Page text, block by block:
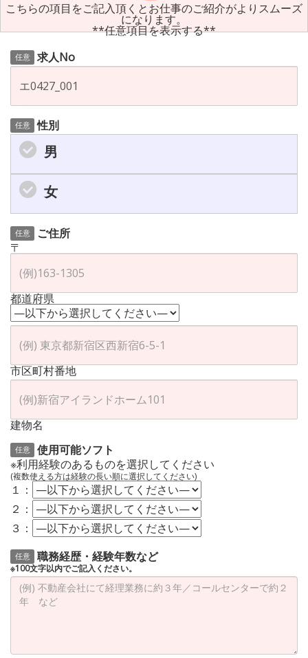
こちらの項目をご記入頂くとお仕事のご紹介がよりスムーズ
になります。
**任意項目を表示する**
任意 求人No
任意 性別
男
女
任意
ご住所
〒
都道府県
市区町村番地
建物名
任意
使用可能ソフト
※利用経験のあるものを選択してください
(複数使える方は経験の長い順に選択してください)
１：
２：
３：
任意 職務経歴・経験年数など
※100文字以内でご記入ください。